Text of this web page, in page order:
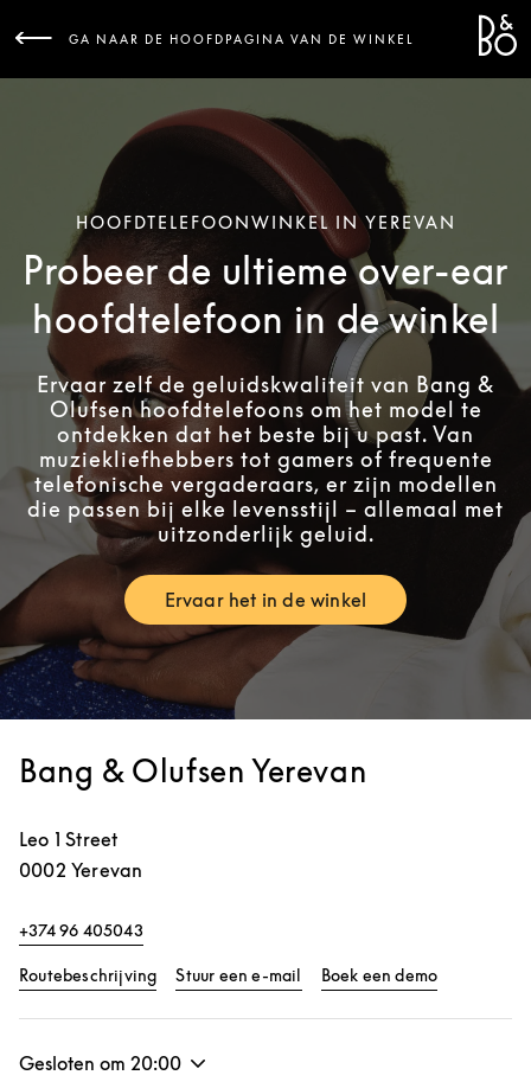
GA NAAR DE HOOFDPAGINA VAN DE WINKEL
HOOFDTELEFOONWINKEL IN YEREVAN
Probeer de ultieme over-ear
hoofdtelefoon in de winkel
Ervaar zelf de geluidskwaliteit van Bang &
Olufsen hoofdtelefoons om het model te
ontdekken dat het beste bij u past. Van
muziekliefhebbers tot gamers of frequente
telefonische vergaderaars, er zijn modellen
die passen bij elke levensstijl – allemaal met
uitzonderlijk geluid.
Ervaar het in de winkel
Link Opens in New Tab
Bang & Olufsen Yerevan
Leo 1 Street
0002 Yerevan
+374 96 405043
RoutebeschrijvingLink Opens in New Tab
Stuur een e-mail Boek een demo
Gesloten om 20:00